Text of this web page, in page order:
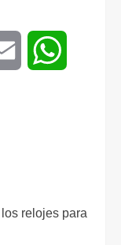
Email
relojes para